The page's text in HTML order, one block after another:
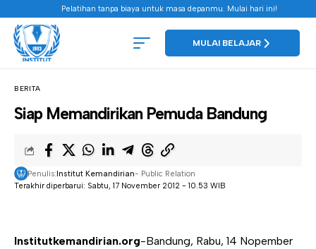
Pelatihan tanpa biaya untuk masa depanmu. Mulai hari ini!
MULAI BELAJAR
BERITA
Siap Memandirikan Pemuda Bandung
Terakhir diperbarui: Sabtu, 17 November 2012 - 10.53 WIB
Penulis:Institut Kemandirian- Public Relation
Institutkemandirian.org-Bandung, Rabu, 14 Nopember